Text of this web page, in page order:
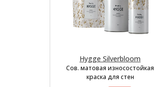
Hygge Silverbloom
Сов. матовая износостойкая
краска для стен